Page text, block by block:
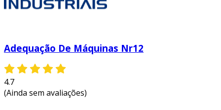
Adequação De Máquinas Nr12
4.7
(Ainda sem avaliações)